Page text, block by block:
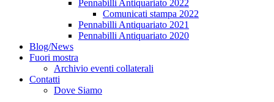
Pennabilli Antiquariato 2022
Comunicati stampa 2022
Pennabilli Antiquariato 2021
Pennabilli Antiquariato 2020
Blog/News
Fuori mostra
Archivio eventi collaterali
Contatti
Dove Siamo